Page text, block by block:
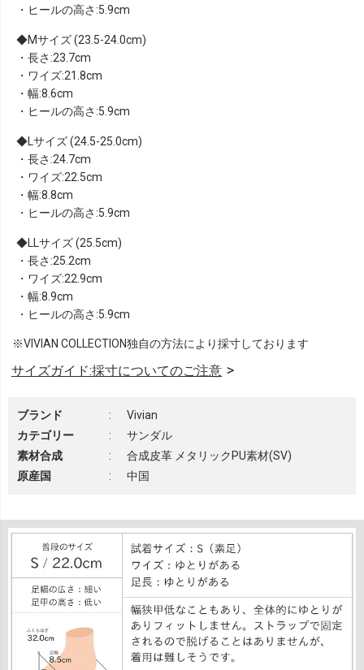
・ヒールの高さ:5.9cm
Mサイズ (23.5-24.0cm)
・長さ:23.7cm
・ワイズ:21.8cm
・幅:8.6cm
・ヒールの高さ:5.9cm
Lサイズ (24.5-25.0cm)
・長さ:24.7cm
・ワイズ:22.5cm
・幅:8.8cm
・ヒールの高さ:5.9cm
LLサイズ (25.5cm)
・長さ:25.2cm
・ワイズ:22.9cm
・幅:8.9cm
・ヒールの高さ:5.9cm
※VIVIAN COLLECTION独自の方法により採寸しております
サイズガイド:採寸についてのご注意
ブランド :
Vivian
カテゴリー
:
サンダル
素材合成
:
合成皮革 メタリックPU素材(SV)
原産国
: 中国